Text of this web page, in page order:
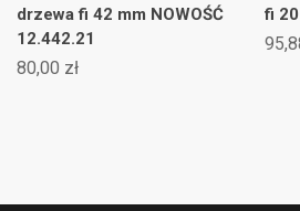
drzewa fi 42 mm NOWOŚĆ
12.442.21
80,00 zł
fi